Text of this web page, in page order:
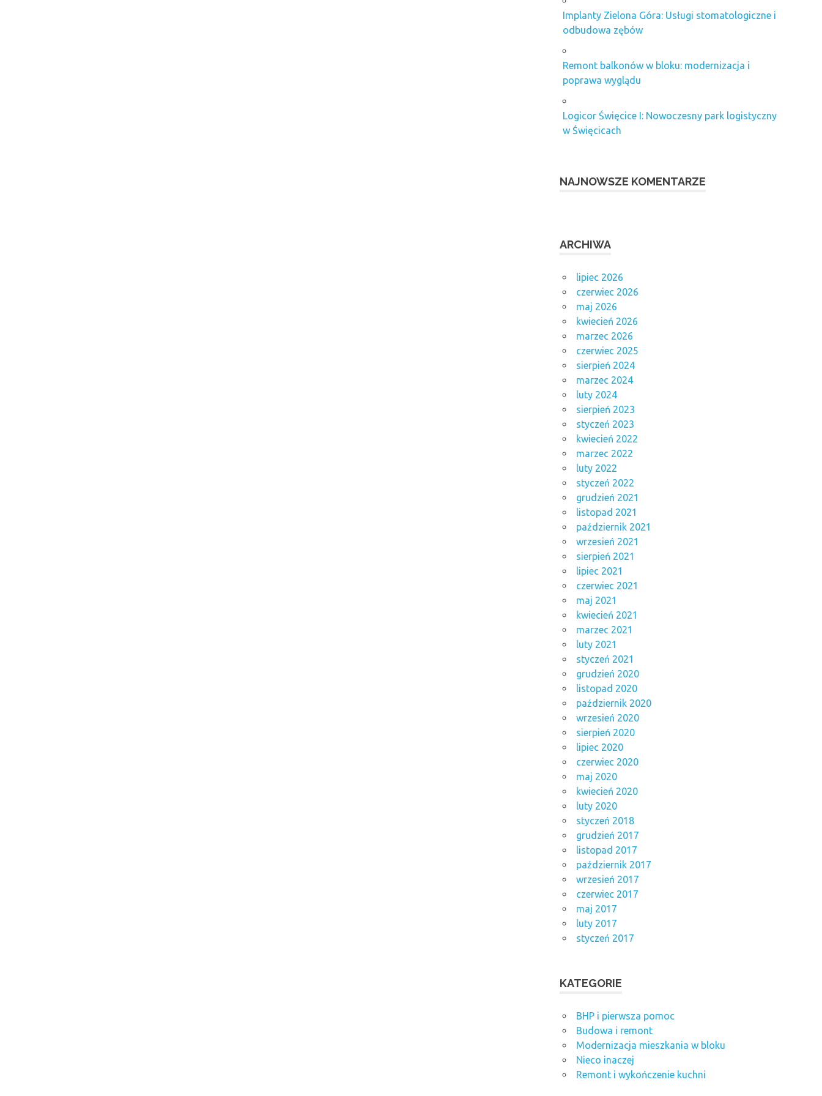
Implanty Zielona Góra: Usługi stomatologiczne i
odbudowa zębów
Remont balkonów w bloku: modernizacja i
poprawa wyglądu
Logicor Święcice I: Nowoczesny park logistyczny
w Święcicach
NAJNOWSZE KOMENTARZE
ARCHIWA
lipiec 2026
czerwiec 2026
maj 2026
kwiecień 2026
marzec 2026
czerwiec 2025
sierpień 2024
marzec 2024
luty 2024
sierpień 2023
styczeń 2023
kwiecień 2022
marzec 2022
luty 2022
styczeń 2022
grudzień 2021
listopad 2021
październik 2021
wrzesień 2021
sierpień 2021
lipiec 2021
czerwiec 2021
maj 2021
kwiecień 2021
marzec 2021
luty 2021
styczeń 2021
grudzień 2020
listopad 2020
październik 2020
wrzesień 2020
sierpień 2020
lipiec 2020
czerwiec 2020
maj 2020
kwiecień 2020
luty 2020
styczeń 2018
grudzień 2017
listopad 2017
październik 2017
wrzesień 2017
czerwiec 2017
maj 2017
luty 2017
styczeń 2017
KATEGORIE
BHP i pierwsza pomoc
Budowa i remont
Modernizacja mieszkania w bloku
Nieco inaczej
Remont i wykończenie kuchni